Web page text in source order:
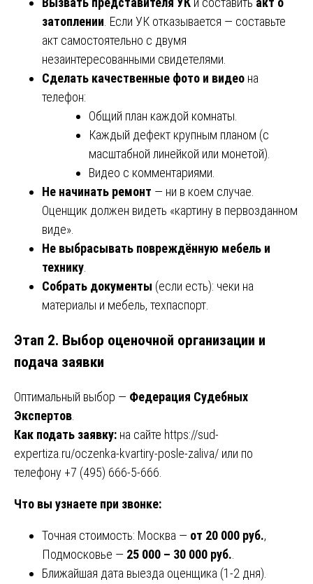
затоплении . Если УК отказывается — составьте
акт самостоятельно с двумя
незаинтересованными свидетелями.
Сделать качественные фото и видео на
телефон:
Общий план каждой комнаты.
Каждый дефект крупным планом (с
масштабной линейкой или монетой).
Видео с комментариями.
Не начинать ремонт — ни в коем случае.
Оценщик должен видеть «картину в первозданном
виде».
Не выбрасывать повреждённую мебель и
технику
Собрать документы (если есть): чеки на
материалы и мебель, техпаспорт.
Этап 2. Выбор оценочной организации и
подача заявки
Оптимальный выбор — Федерация Судебных
Экспертов
Как подать заявку: на сайте https://sud-
expertiza.ru/oczenka-kvartiry-posle-zaliva/ или по
телефону +7 (495) 666-5-666.
Что вы узнаете при звонке:
Точная стоимость: Москва — от 20 000 руб.,
Подмосковье — 25 000 – 30 000 руб.
Ближайшая дата выезда оценщика (1-2 дня).